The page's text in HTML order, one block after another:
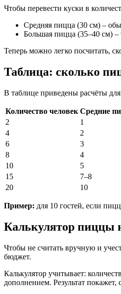
Чтобы перевести куски в
Средняя пицца (30 см) –
Большая пицца (35–40 см) –
Теперь можно легко посчитать,
Таблица: сколько
В таблице приведены расчёты
Количество человек Средние
2
1
4
2
6
3
8
4
10
5
15
7–8
20
10
Пример: для 10 гостей, если
Калькулятор пиццы
Чтобы не считать вручную и
бюджет.
Калькулятор учитывает:
дополнением. Результат покажет,